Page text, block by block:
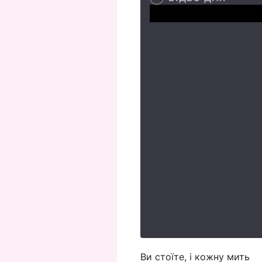
Ви стоїте, і кожну мить